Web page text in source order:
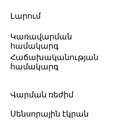
Լարում
Կառավարման
համակարգ
Հաճախականության
համակարգ
Վարման ռեժիմ
Սենսորային էկրան